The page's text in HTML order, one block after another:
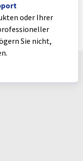
oder Ihrer
Sie nicht,